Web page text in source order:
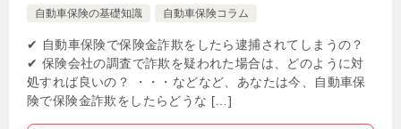
自動車保険の基礎知識 自動車保険コラム
✔ 自動車保険で保険金詐欺をしたら逮捕されてしまうの？
✔ 保険会社の調査で詐欺を疑われた場合は、どのように対
処すれば良いの？ ・・・などなど、あなたは今、自動車保
険で保険金詐欺をしたらどうな […]